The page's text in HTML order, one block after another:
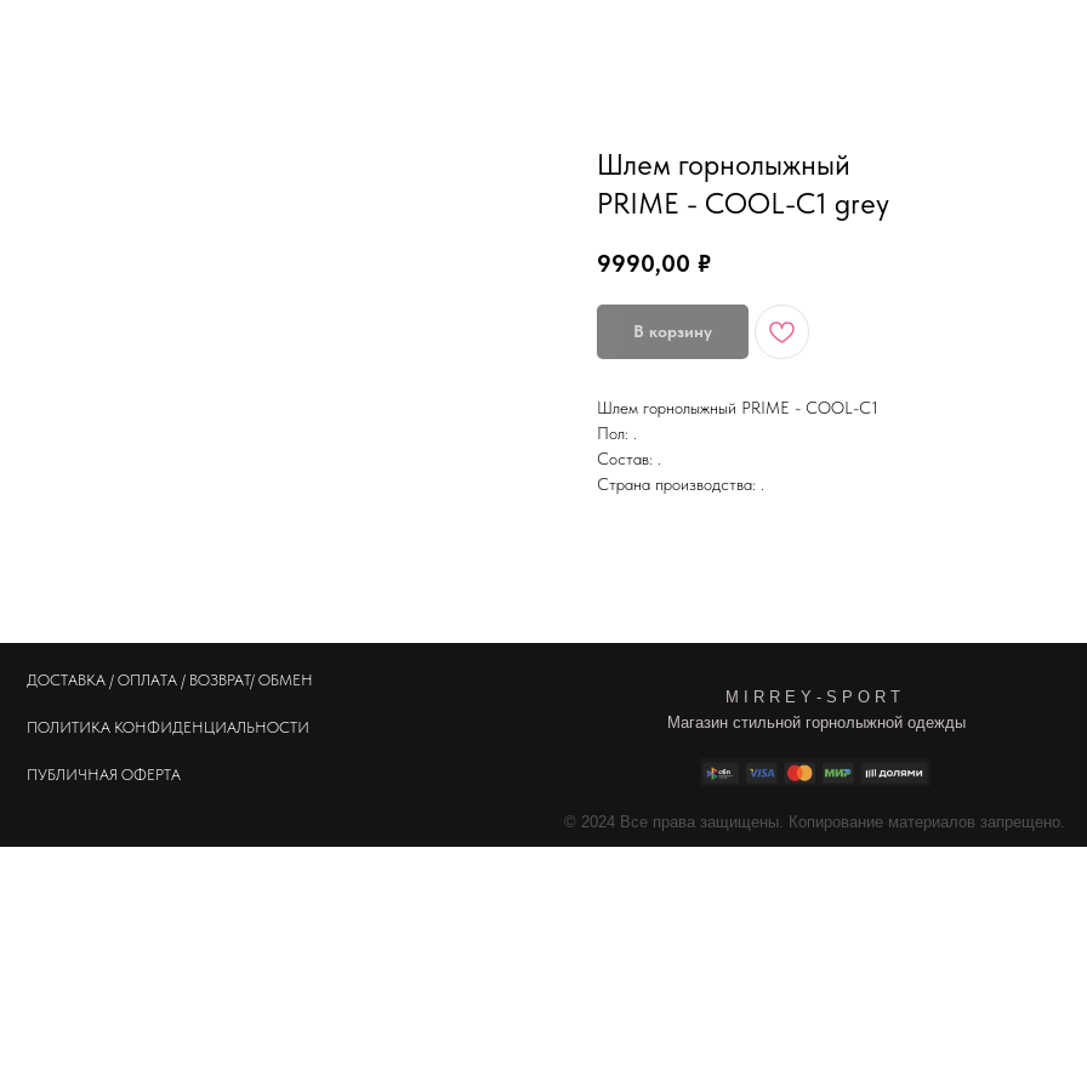
Шлем горнолыжный
PRIME - COOL-C1 grey
9990,00 ₽
В корзину
Шлем горнолыжный PRIME - COOL-C1
Пол: .
Состав: .
Страна производства: .
Магазин стильной горнолыжной одежды
Все права защищены. Копирование материалов запрещено.
ПОЛИТИКАКОНФИДЕНЦИАЛЬНОСТИ
ПУБЛИЧНАЯ ОФЕРТА